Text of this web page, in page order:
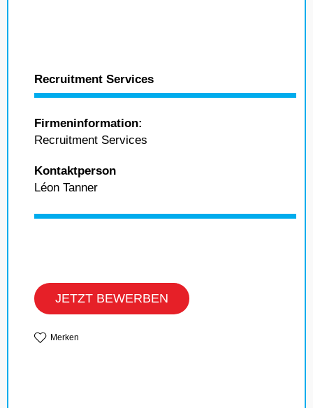
Recruitment Services
Firmeninformation:
Recruitment Services
Kontaktperson
Léon Tanner
JETZT BEWERBEN
Merken